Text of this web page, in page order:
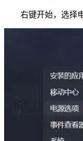
右键开始，选择电